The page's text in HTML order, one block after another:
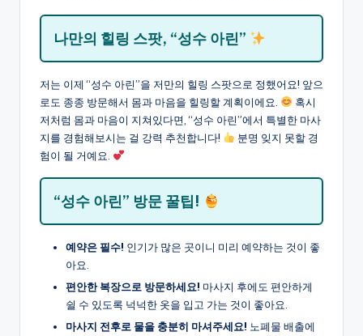
나만의 힐링 스팟, “성수 아린”
저는 이제 “성수 아린”을 저만의 힐링 스팟으로 정했어요! 앞으
로도 종종 방문해서 몸과 마음을 힐링할 계획이에요.
혹시
저처럼 몸과 마음이 지쳐있다면, “성수 아린”에서 특별한 마사
지를 경험해보시는 걸 강력 추천합니다!
분명 잊지 못할 경
험이 될 거예요.
“성수 아린” 방문 꿀팁!
예약은 필수! 인기가 많은 곳이니 미리 예약하는 것이 좋
아요.
편안한 복장으로 방문하세요! 마사지 후에도 편안하게
쉴 수 있도록 넉넉한 옷을 입고 가는 것이 좋아요.
마사지 전후로 물을 충분히 마셔주세요! 노폐물 배출에